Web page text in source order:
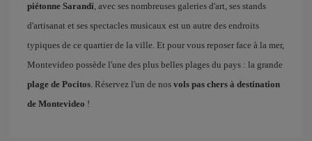
piétonne Sarandí, avec ses nombreuses galeries d'art, ses stands
d'artisanat et ses spectacles musicaux est un autre des endroits
typiques de ce quartier de la ville. Et pour vous reposer face à la mer,
Montevideo possède l'une des plus belles plages du pays : la grande
plage de Pocitos. Réservez l'un de nos vols pas chers à destination
de Montevideo !